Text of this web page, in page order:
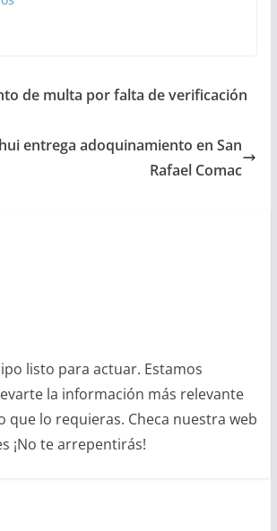
de multa por falta de verificación
entrega adoquinamiento en San
Rafael Comac
listo para actuar. Estamos
la información más relevante
que lo requieras. Checa nuestra web
¡No te arrepentirás!